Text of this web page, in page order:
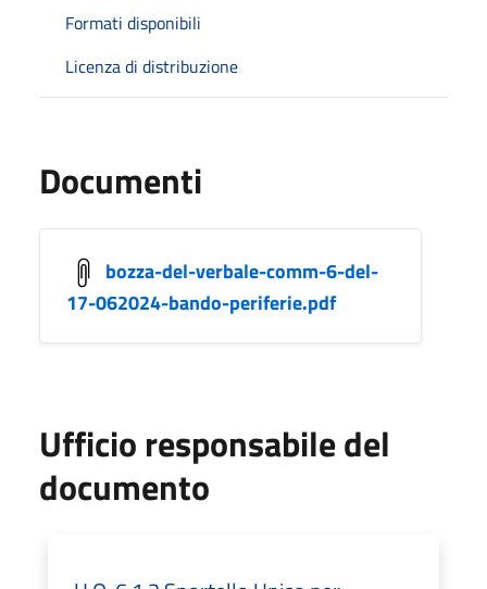
Formati disponibili
Licenza di distribuzione
Documenti
bozza-del-verbale-comm-6-del-
17-062024-bando-periferie.pdf
Ufficio responsabile del
documento